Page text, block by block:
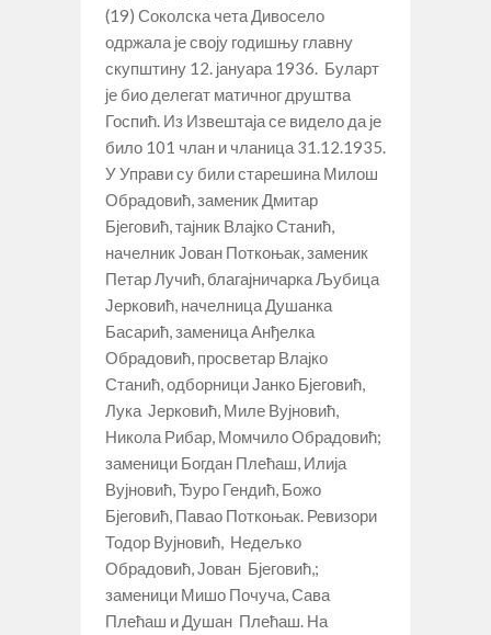
(19) Соколска чета Дивосело
одржала је своју годишњу главну
скупштину 12. јануара 1936. Буларт
је био делегат матичног друштва
Госпић. Из Извештаја се видело да је
било 101 члан и чланица 31.12.1935.
У Управи су били старешина Милош
Обрадовић, заменик Дмитар
Бјеговић, тајник Влајко Станић,
начелник Јован Поткоњак, заменик
Петар Лучић, благајничарка Љубица
Јерковић, начелница Душанка
Басарић, заменица Анђелка
Обрадовић, просветар Влајко
Станић, одборници Јанко Бјеговић,
Лука Јерковић, Миле Вујновић,
Никола Рибар, Момчило Обрадовић;
заменици Богдан Плећаш, Илија
Вујновић, Ђуро Гендић, Божо
Бјеговић, Павао Поткоњак. Ревизори
Тодор Вујновић, Недељко
Обрадовић, Јован Бјеговић,;
заменици Мишо Почуча, Сава
Плећаш и Душан Плећаш. На